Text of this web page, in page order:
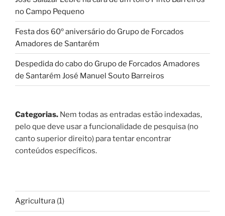
no Campo Pequeno
Festa dos 60º aniversário do Grupo de Forcados
Amadores de Santarém
Despedida do cabo do Grupo de Forcados Amadores
de Santarém José Manuel Souto Barreiros
Categorias. Nem todas as entradas estão indexadas,
pelo que deve usar a funcionalidade de pesquisa (no
canto superior direito) para tentar encontrar
conteúdos específicos.
Agricultura (1)